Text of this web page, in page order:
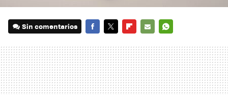
Sin comentarios
MAIL